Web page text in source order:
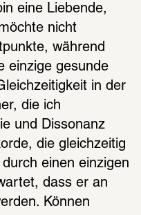
eine Liebende,
nicht
während
einzige gesunde
in der
die ich
und Dissonanz
die gleichzeitig
einen einzigen
dass er an
Können